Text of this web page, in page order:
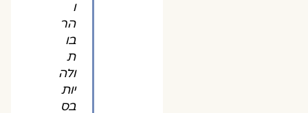
הר
בו
ת
ולה
יות
בס